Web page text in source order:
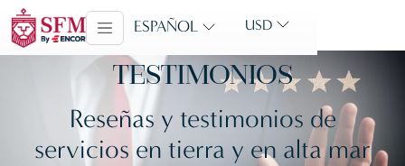
ESPAÑOL USD
TESTIMONIOS
Reseñas y testimonios de
servicios en tierra y en alta mar